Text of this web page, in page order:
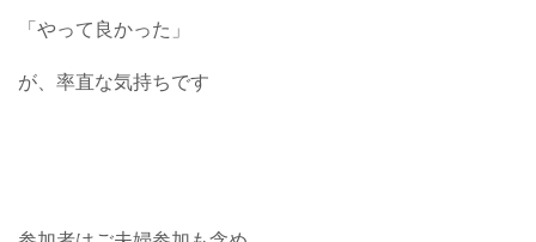
「やって良かった」
が、率直な気持ちです